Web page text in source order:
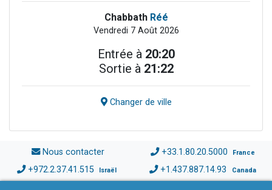
Chabbath Réé
Vendredi 7 Août 2026
Entrée à 20:20
Sortie à 21:22
Changer de ville
Nous contacter +33.1.80.20.5000 France
+972.2.37.41.515 Israël +1.437.887.14.93 Canada